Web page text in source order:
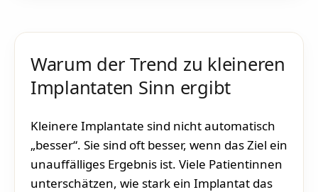
Warum der Trend zu kleineren
Implantaten Sinn ergibt
Kleinere Implantate sind nicht automatisch
„besser“. Sie sind oft besser, wenn das Ziel ein
unauffälliges Ergebnis ist. Viele Patientinnen
unterschätzen, wie stark ein Implantat das